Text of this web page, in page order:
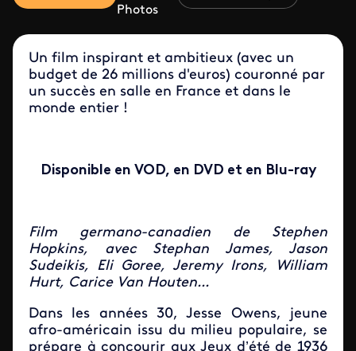
Photos
Un film inspirant et ambitieux (avec un
budget de 26 millions d'euros) couronné par
un succès en salle en France et dans le
monde entier !
Disponible en VOD, en DVD et en Blu-ray
Film germano-canadien de Stephen
Hopkins, avec Stephan James, Jason
Sudeikis, Eli Goree, Jeremy Irons, William
Hurt, Carice Van Houten...
Dans les années 30, Jesse Owens, jeune
afro-américain issu du milieu populaire, se
prépare à concourir aux Jeux d’été de 1936